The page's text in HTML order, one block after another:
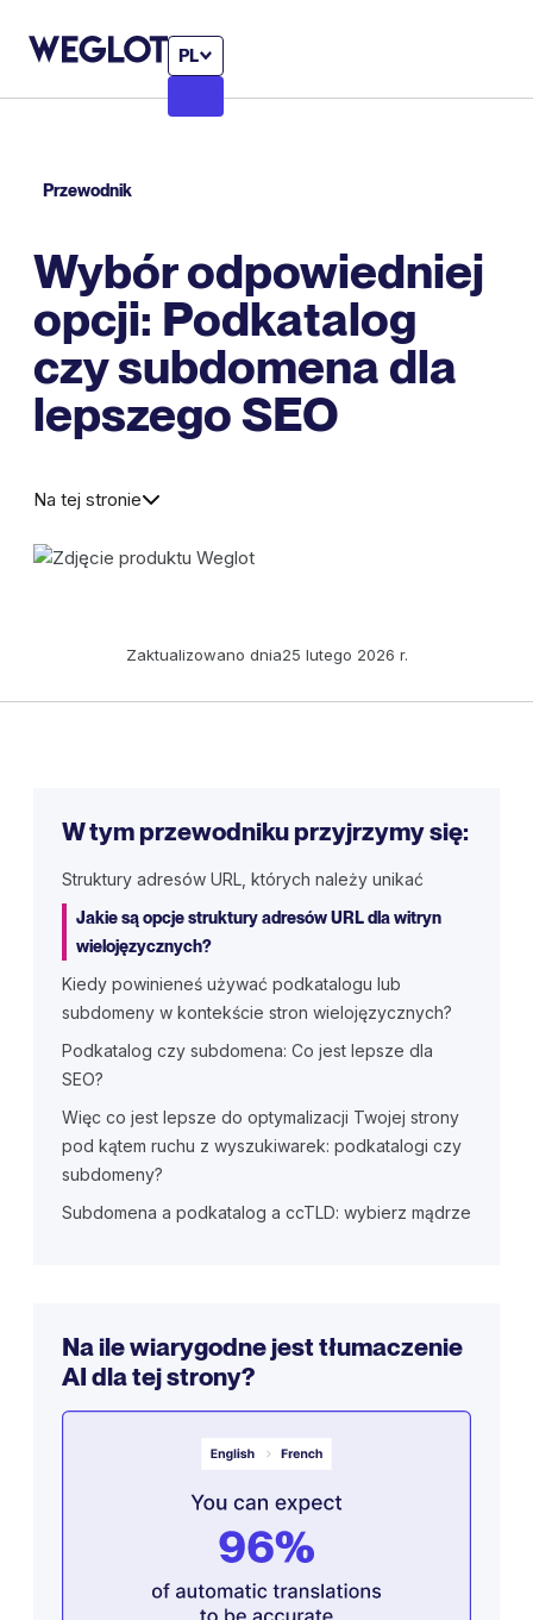
PL
Przewodnik
Wybór odpowiedniej
opcji: Podkatalog
czy subdomena dla
lepszego SEO
Na tej stronie
Zaktualizowano dnia25 lutego 2026 r.
W tym przewodniku przyjrzymy się:
Struktury adresów URL, których należy unikać
Jakie są opcje struktury adresów URL dla witryn
wielojęzycznych?
Kiedy powinieneś używać podkatalogu lub
subdomeny w kontekście stron wielojęzycznych?
Podkatalog czy subdomena: Co jest lepsze dla
SEO?
Więc co jest lepsze do optymalizacji Twojej strony
pod kątem ruchu z wyszukiwarek: podkatalogi czy
subdomeny?
Subdomena a podkatalog a ccTLD: wybierz mądrze
Na ile wiarygodne jest tłumaczenie
AI dla tej strony?